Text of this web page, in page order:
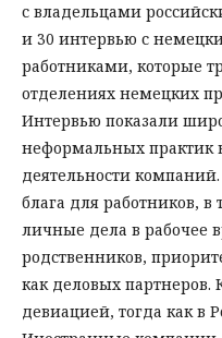
с владельцами
и 30 интервью с
работниками, которые
отделениях немецких
Интервью показали
неформальных практик
деятельности
блага для работников,
личные дела в рабочее
родственников,
как деловых партнеров.
девиацией, тогда как в